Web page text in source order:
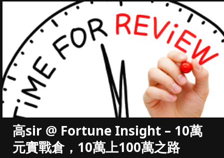
高sir @ Fortune Insight – 10萬
元實戰倉，10萬上100萬之路